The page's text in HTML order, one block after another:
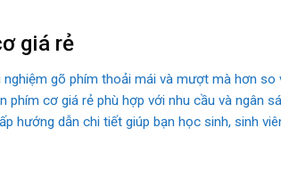
giá rẻ
gõ phím thoải mái và mượt mà hơn
phím cơ giá rẻ phù hợp với nhu cầu và ngân
hướng dẫn chi tiết giúp bạn học sinh, sinh